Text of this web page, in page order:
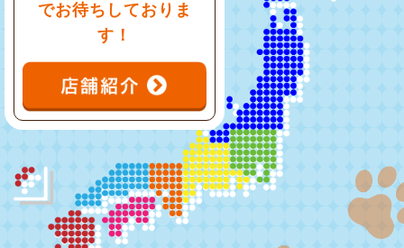
でお待ちしておりま
す！